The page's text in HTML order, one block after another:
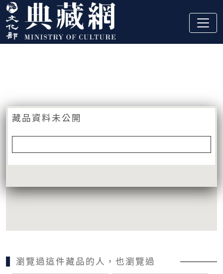
跳到主要內容
:::
藏品資料未公開
瀏覽過這件藏品的人，也瀏覽過